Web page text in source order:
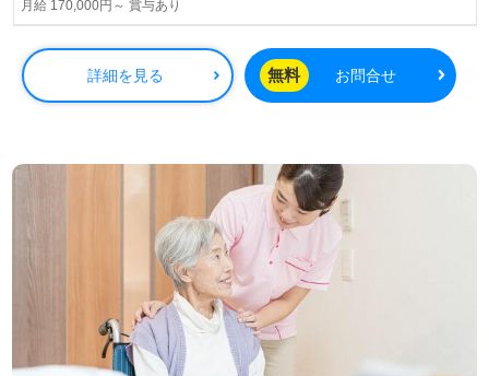
月給 170,000円～ 賞与あり
詳細を見る 無料 お問合せ